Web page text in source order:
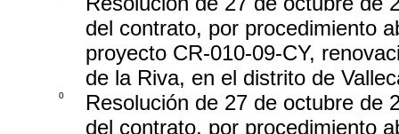
del contrato, por procedimiento
proyecto CR-010-09-CY,
de la Riva, en el distrito de
0
Resolución de 27 de octubre de
del contrato, por procedimiento